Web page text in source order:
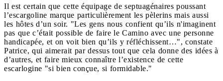
Il est certain que cette équipage de septuagénaires poussant
l’escargoline marque particulièrement les pèlerins mais aussi
les hôtes d’un soir. "Les gens nous confient qu’ils n'imaginent
pas que c’était possible de faire le Camino avec une personne
handicapée, et on voit bien qu’ils y réfléchissent…", constate
Patrice, qui aimerait par dessus tout que cela donne des idées à
d’autres, et faire mieux connaître l’existence de cette
escarlogine "si bien conçue, si formidable."